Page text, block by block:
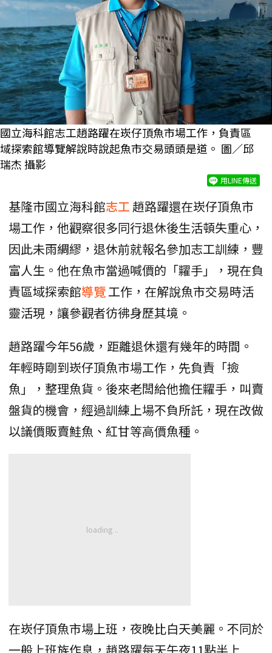
國立海科館志工趙路躍在崁仔頂魚市場工作，負責區
域探索館導覽解說時說起魚市交易頭頭是道。 圖／邱
瑞杰 攝影
用LINE傳送
基隆市國立海科館志工 趙路躍還在崁仔頂魚市
場工作，他觀察很多同行退休後生活頓失重心，
因此未雨綢繆，退休前就報名參加志工訓練，豐
富人生。他在魚市當過喊價的「糶手」，現在負
責區域探索館導覽工作，在解說魚市交易時活
靈活現，讓參觀者彷彿身歷其境。
趙路躍今年56歲，距離退休還有幾年的時間。
年輕時剛到崁仔頂魚市場工作，先負責「撿
魚」，整理魚貨。後來老闆給他擔任糶手，叫賣
盤貨的機會，經過訓練上場不負所託，現在改做
以議價販賣鮭魚、紅甘等高價魚種。
在崁仔頂魚市場上班，夜晚比白天美麗。不同於